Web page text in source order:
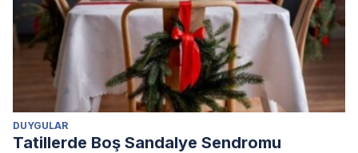
DUYGULAR
Tatillerde Boş Sandalye Sendromu